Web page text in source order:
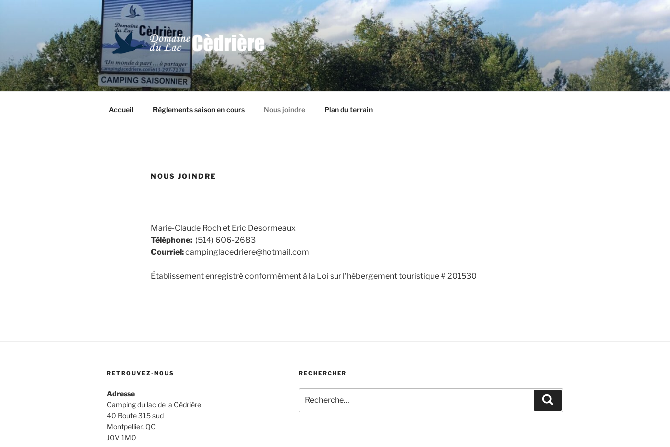
Accueil Réglements saison en cours Nous joindre Plan du terrain
NOUS JOINDRE
Marie-Claude Roch et Eric Desormeaux
Téléphone: (514) 606-2683
Courriel:campinglacedriere@hotmail.com
Établissement enregistré conformément à la Loi sur l’hébergement touristique # 201530
RETROUVEZ-NOUS
Adresse
Camping du lac de la Cèdrière
40 Route 315 sud
Montpellier, QC
J0V 1M0
RECHERCHER
pour
: